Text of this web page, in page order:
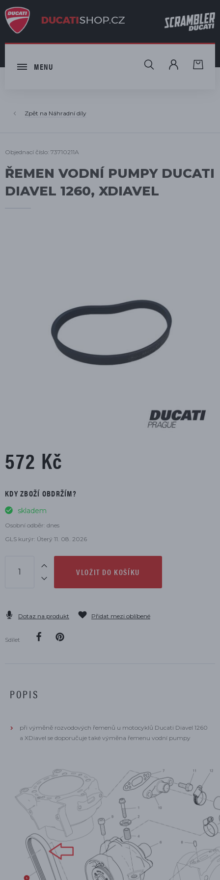
MENU HLEDAT
Náhradní díly
Objednací číslo: 73710211A
ŘEMEN VODNÍ PUMPY DUCATI
DIAVEL 1260, XDIAVEL
572 Kč
KDY ZBOŽÍ OBDRŽÍM?
skladem
Osobní odběr: dnes
GLS kurýr: Úterý 11. 08. 2026
VLOŽIT DO KOŠÍKU
Dotaz na produkt Přidat mezi oblíbené
Sdílet
POPIS
při výměně rozvodových řemenů u motocyklů Ducati Diavel 1260
a XDiavel se doporučuje také výměna řemenu vodní pumpy